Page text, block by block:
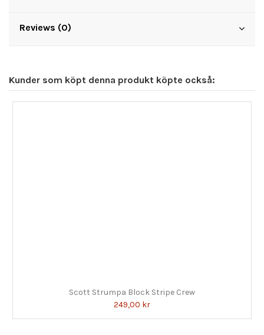
Reviews (0)
Kunder som köpt denna produkt köpte också:
Scott Strumpa Block Stripe Crew
249,00 kr